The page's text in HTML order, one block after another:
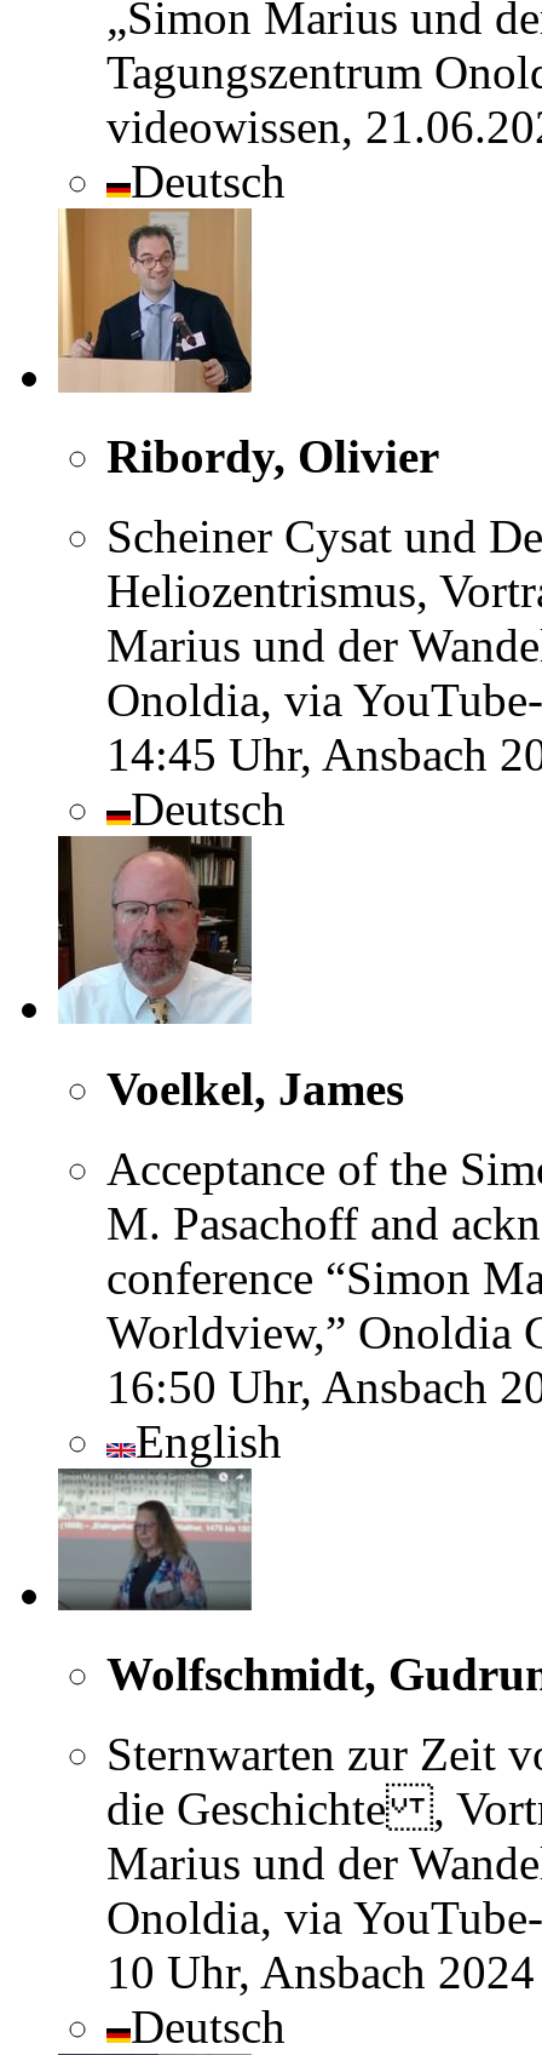
„Simon Marius und
Tagungszentrum
videowissen,
Deutsch
Ribordy, Olivier
Scheiner Cysat und
Heliozentrismus,
Marius und der
Onoldia, via
14:45 Uhr, Ansbach
Deutsch
Voelkel, James
Acceptance of the
M. Pasachoff and
conference “Simon
Worldview,” Onoldia
16:50 Uhr, Ansbach
English
Wolfschmidt,
Sternwarten zur Zeit
die Geschichte ,
Marius und der
Onoldia, via
10 Uhr, Ansbach 2024
Deutsch